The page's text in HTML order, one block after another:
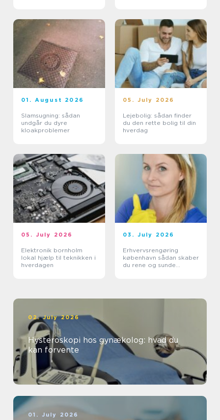
01. August 2026
Slamsugning: sådan
undgår du dyre
kloakproblemer
05. July 2026
Lejebolig: sådan finder
du den rette bolig til din
hverdag
05. July 2026
Elektronik bornholm
lokal hjælp til teknikken i
hverdagen
03. July 2026
Erhvervsrengøring
københavn sådan skaber
du rene og sunde
02. July 2026
Hysteroskopi hos gynækolog: hvad du
kan forvente
01. July 2026